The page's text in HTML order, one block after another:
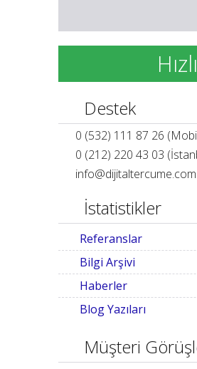
Hızlı
Destek
0 (532) 111 87 26
0 (212) 220 43 03
info@dijitaltercume.com
İstatistikler
Referanslar
Bilgi Arşivi
Haberler
Blog Yazıları
Müşteri